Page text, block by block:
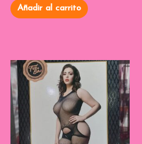
de
5 Añadir al carrito